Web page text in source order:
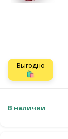
Выгодно
🛍️
В наличии